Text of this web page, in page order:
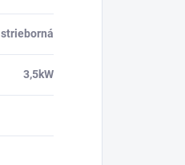
strieborná
3,5kW